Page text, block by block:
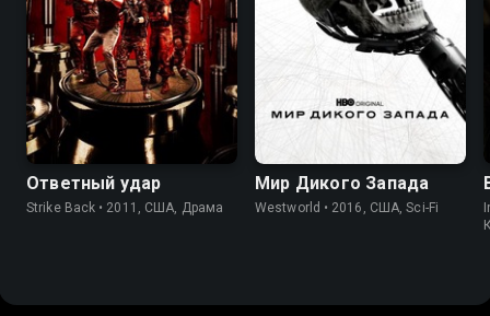
7.5
Ответный удар
Strike Back • 2011, США, Драма
Мир Дикого Запада
Westworld • 2016, США, Sci-Fi